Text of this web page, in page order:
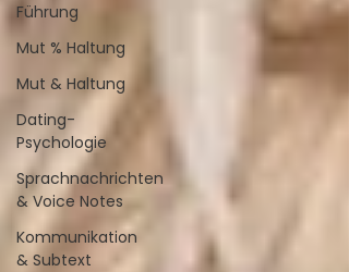
Führung
Mut % Haltung
Mut & Haltung
Dating-
Psychologie
Sprachnachrichten
& Voice Notes
Kommunikation
& Subtext